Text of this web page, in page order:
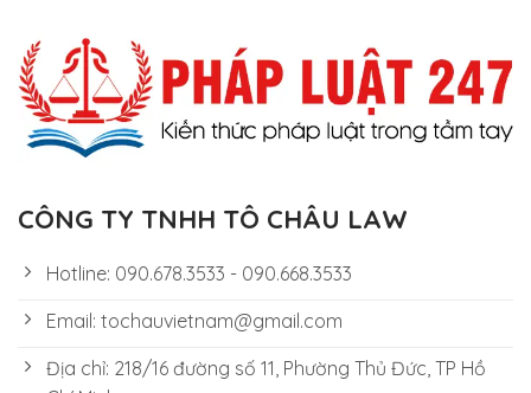
CÔNG TY TNHH TÔ CHÂU LAW
Hotline: 090.678.3533 - 090.668.3533
Email: tochauvietnam@gmail.com
Địa chỉ: 218/16 đường số 11, Phường Thủ Đức, TP Hồ